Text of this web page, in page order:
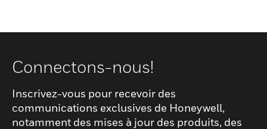
Connectons-nous!
Inscrivez-vous pour recevoir des
communications exclusives de Honeywell,
notamment des mises à jour des produits, des